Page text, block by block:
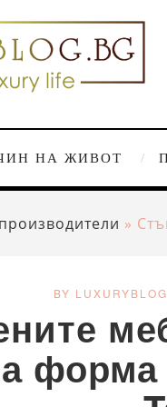
НА ЖИВОТ
производители »
BY LUXURYBLOG